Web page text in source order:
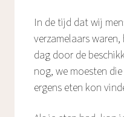
In de tijd dat wij
verzamelaars
dag door de
nog, we moesten
ergens eten kon